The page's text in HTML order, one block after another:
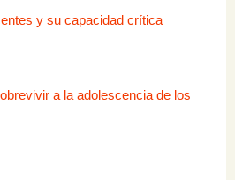
y su capacidad crítica
a la adolescencia de los